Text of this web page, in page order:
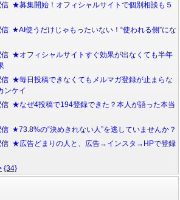
信 ★募集開始！オフィシャルサイトで個別相談も５
★AI使うだけじゃもったいない！“使われる側”にな
信 ★オフィシャルサイトすぐ効果が出なくても半年
信 ★毎日投稿できなくてもメルマガ登録が止まらな
ンケイ
信 ★なぜ4投稿で194登録できた？本人が語った本当
★73.8%の“決めきれない人”を逃していませんか？
信 ★広告どまりの人と、広告→インスタ→HPで登録
{34}